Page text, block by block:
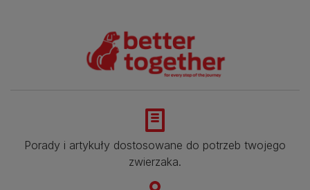
Porady i artykuły dostosowane do potrzeb twojego
zwierzaka.​